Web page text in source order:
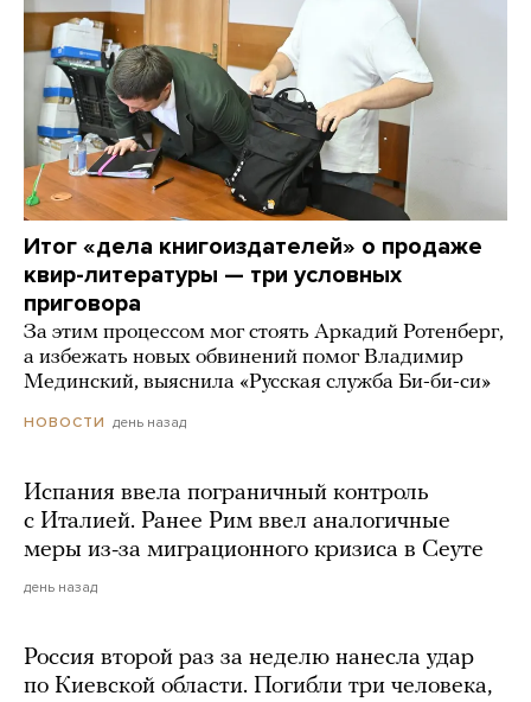
Итог «дела книгоиздателей» о продаже
квир-литературы — три условных
приговора
За этим процессом мог стоять Аркадий Ротенберг,
а избежать новых обвинений помог Владимир
Мединский, выяснила «Русская служба Би-би-си»
НОВОСТИ день назад
Испания ввела пограничный контроль
с Италией. Ранее Рим ввел аналогичные
меры из-за миграционного кризиса в Сеуте
день назад
Россия второй раз за неделю нанесла удар
по Киевской области. Погибли три человека,